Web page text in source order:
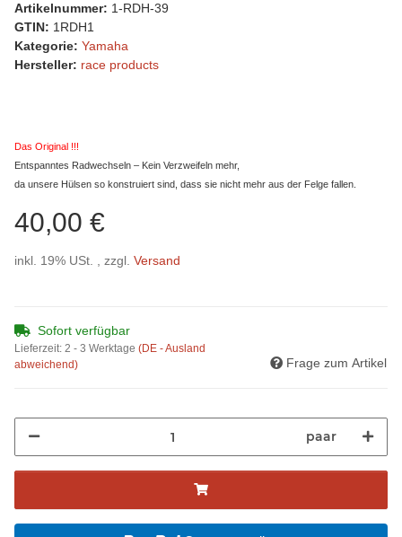
Artikelnummer: 1-RDH-39
GTIN: 1RDH1
Kategorie: Yamaha
Hersteller: race products
Das Original !!!
Entspanntes Radwechseln – Kein Verzweifeln mehr,
da unsere Hülsen so konstruiert sind, dass sie nicht mehr aus der Felge fallen.
40,00 €
inkl. 19% USt. , zzgl. Versand
Sofort verfügbar
Lieferzeit: 2 - 3 Werktage (DE - Ausland
abweichend)
Frage zum Artikel
paar